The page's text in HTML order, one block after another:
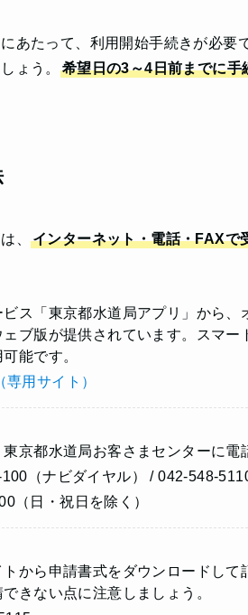
あたって、利用開始手続きが必要
ょう。
希望日の3～4日前までに手
、 インターネット・電話・FAXで
ス「東京都水道局アプリ」から
ブ版が提供されています。スマ
能です。
用サイト）
京都水道局お客さまセンターに電
（ナビダイヤル） / 042-548-
（日・祝日を除く）
から申請書式をダウンロードし
きない点に注意しましょう。